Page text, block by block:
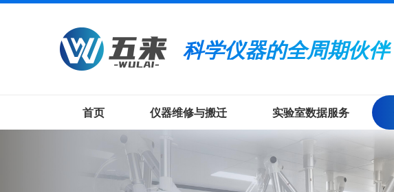
科学仪器的全周期伙伴
首页 仪器维修与搬迁 实验室数据服务